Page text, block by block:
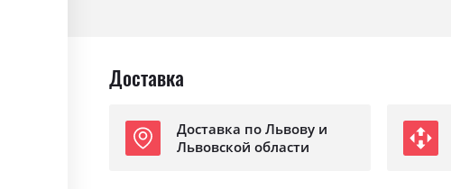
Доставка
Доставка по Львову и
Львовской области